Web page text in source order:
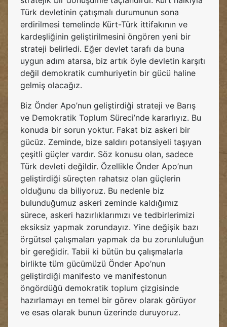
Türk devletinin çatışmalı durumunun sona
erdirilmesi temelinde Kürt-Türk ittifakının ve
kardeşliğinin geliştirilmesini öngören yeni bir
strateji belirledi. Eğer devlet tarafı da buna
uygun adım atarsa, biz artık öyle devletin karşıtı
değil demokratik cumhuriyetin bir gücü haline
gelmiş olacağız.
Biz Önder Apo’nun geliştirdiği strateji ve Barış
ve Demokratik Toplum Süreci’nde kararlıyız. Bu
konuda bir sorun yoktur. Fakat biz askeri bir
gücüz. Zeminde, bize saldırı potansiyeli taşıyan
çeşitli güçler vardır. Söz konusu olan, sadece
Türk devleti değildir. Özellikle Önder Apo’nun
geliştirdiği süreçten rahatsız olan güçlerin
olduğunu da biliyoruz. Bu nedenle biz
bulunduğumuz askeri zeminde kaldığımız
sürece, askeri hazırlıklarımızı ve tedbirlerimizi
eksiksiz yapmak zorundayız. Yine değişik bazı
örgütsel çalışmaları yapmak da bu zorunluluğun
bir gereğidir. Tabii ki bütün bu çalışmalarla
birlikte tüm gücümüzü Önder Apo’nun
geliştirdiği manifesto ve manifestonun
öngördüğü demokratik toplum çizgisinde
hazırlamayı en temel bir görev olarak görüyor
ve esas olarak bunun üzerinde duruyoruz.